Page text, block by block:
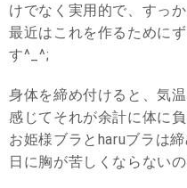
けでなく実用的で、すっ
最近はこれを作るために
す^_^;
身体を締め付けると、気
感じてそれが余計に体に
お姫様ブラとharuブラは
日に胸が苦しくならない